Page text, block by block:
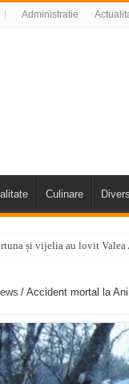
Administratie
Culinare
și vijelia au lovit
OPRIRE ANUNŢ
important – Închidere
Termal Ring din
de lavandă, mentă și
/ Accident mortal la